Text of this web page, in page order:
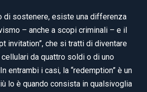
di sostenere, esiste una differenza
– anche a scopi criminali – e il
invitation”, che si tratti di diventare
cellulari da quattro soldi o di uno
entrambi i casi, la “redemption” è un
lo è quando consista in qualsivoglia